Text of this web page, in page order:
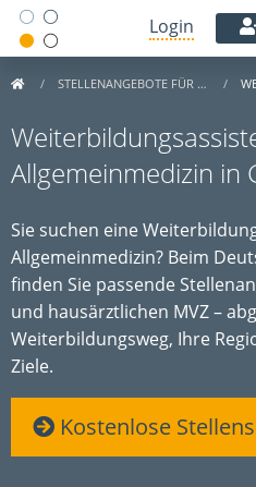
Login
STELLENANGEBOTE FÜR …
Allgemeinmedizin in
Sie suchen eine
Allgemeinmedizin? Beim
finden Sie passende
und hausärztlichen MVZ –
Weiterbildungsweg, Ihre
Ziele.
Kostenlose